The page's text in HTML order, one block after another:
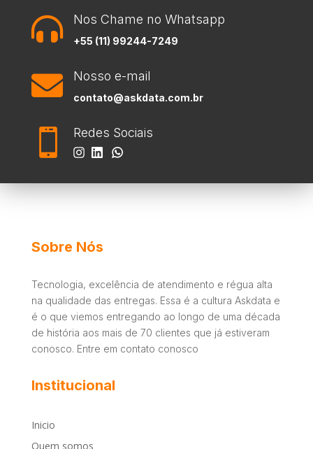
 Nos Chame no Whatsapp
+55 (11) 99244-7249
 Nosso e-mail
contato@askdata.com.br
 Redes Sociais
Sobre Nós
Tecnologia, excelência de atendimento e régua alta
na qualidade das entregas. Essa é a cultura Askdata e
é o que viemos entregando ao longo de uma década
de história aos mais de 70 clientes que já estiveram
conosco. Entre em contato conosco
Institucional
Inicio
Quem somos